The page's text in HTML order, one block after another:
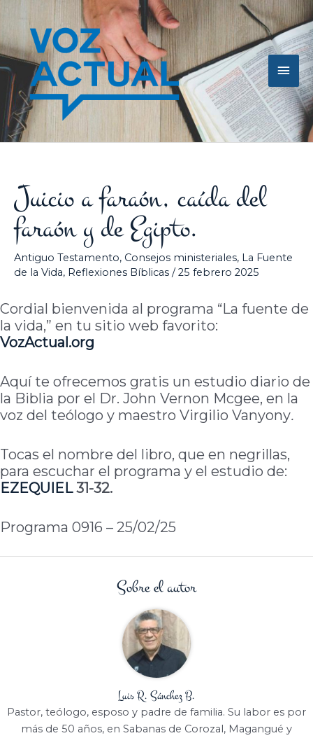
contenido
Juicio a faraón, caída del
faraón y de Egipto.
Antiguo Testamento, Consejos ministeriales, La Fuente
de la Vida, Reflexiones Bíblicas /25 febrero 2025
Cordial bienvenida al programa “La fuente de
la vida,” en tu sitio web favorito:
VozActual.org
Aquí te ofrecemos gratis un estudio diario de
la Biblia por el Dr. John Vernon Mcgee, en la
voz del teólogo y maestro Virgilio Vanyony.
Tocas el nombre del libro, que en negrillas,
para escuchar el programa y el estudio de:
EZEQUIEL31-32.
Programa 0916 – 25/02/25
Sobre el autor
Luis R. Sánchez B.
Pastor, teólogo, esposo y padre de familia. Su labor es por
más de 50 años, en Sabanas de Corozal, Magangué y